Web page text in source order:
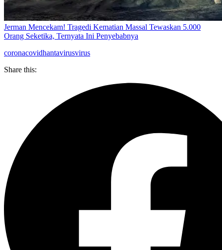
Jerman Mencekam! Tragedi Kematian Massal Tewaskan 5.000
Orang Seketika, Ternyata Ini Penyebabnya
coronacovidhantavirusvirus
Share this: